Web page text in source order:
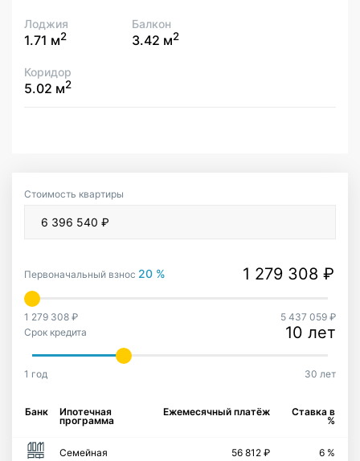
Лоджия
1.71 м2
Балкон
3.42 м2
Коридор
5.02 м2
Стоимость квартиры
Первоначальный взнос 20 %
1 279 308 ₽
5 437 059 ₽
Срок кредита
10 лет
1 год 30 лет
Банк Ипотечная
программа
Ежемесячный платёж Ставка в
%
Семейная 56 812 ₽ 6 %